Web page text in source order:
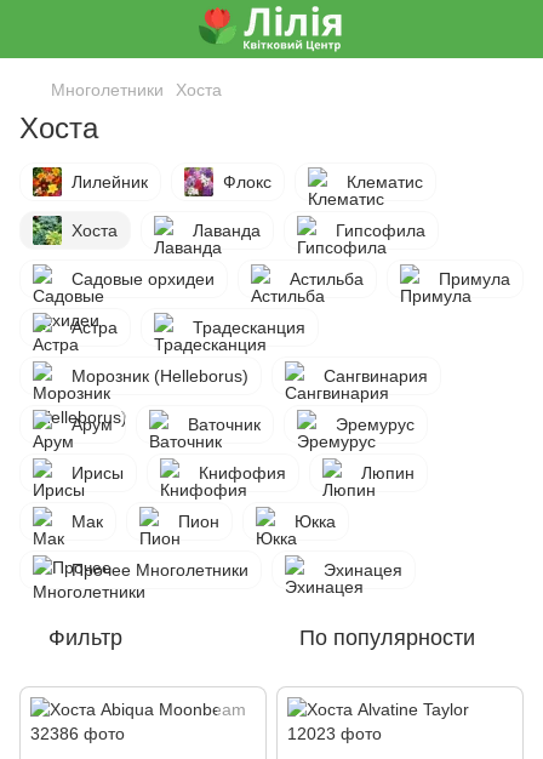
Многолетники Хоста
Хоста
Лилейник Флокс Клематис
Хоста Лаванда Гипсофила
Садовые орхидеи Астильба Примула
Астра Традесканция
Морозник (Helleborus) Сангвинария
Арум Ваточник Эремурус
Ирисы Книфофия Люпин
Мак Пион Юкка
Прочее Многолетники Эхинацея
Фильтр По популярности